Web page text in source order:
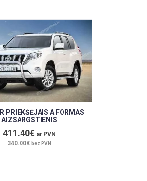
PRIEKŠĒJAIS A FORMAS
AIZSARGSTIENIS
411.40€ar PVN
340.00€bez PVN